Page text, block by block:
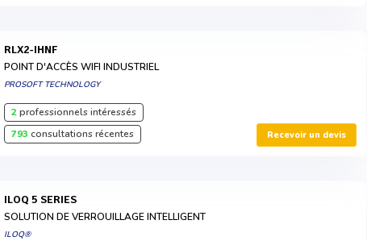
RLX2-IHNF
POINT D'ACCÈS WIFI INDUSTRIEL
PROSOFT TECHNOLOGY
2professionnels intéressés
793 consultations récentes Recevoir un devis
ILOQ 5 SERIES
SOLUTION DE VERROUILLAGE INTELLIGENT
ILOQ®